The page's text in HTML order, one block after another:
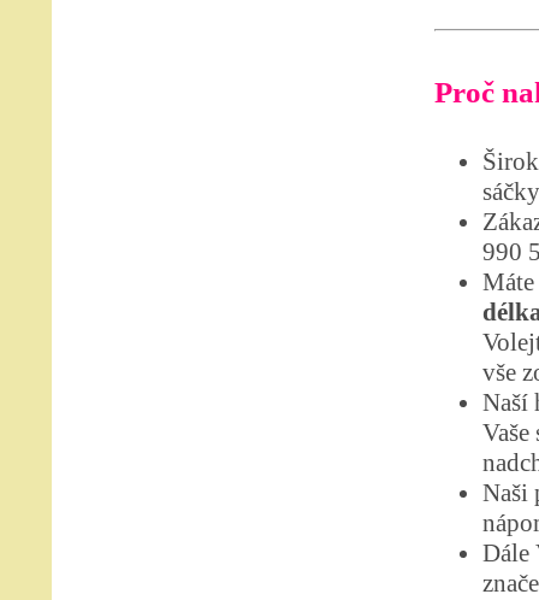
Proč
990
vše
Naší
Naši
Dále